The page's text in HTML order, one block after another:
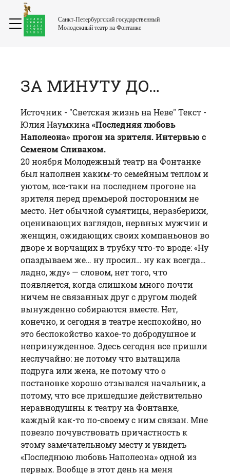
Санкт-Петербургский государственный
Молодежный театр на Фонтанке
ЗА МИНУТУ ДО…
Источник - "Светская жизнь на Неве" Текст -
Юлия Наумкина «Последняя любовь
Наполеона» прогон на зрителя. Интервью с
Семеном Спиваком.
20 ноября Молодежный театр на Фонтанке
был наполнен каким-то семейным теплом и
уютом, все-таки на последнем прогоне на
зрителя перед премьерой посторонним не
место. Нет обычной сумятицы, неразберихи,
оценивающих взглядов, нервных мужчин и
женщин, ожидающих своих компаньонов во
дворе и ворчащих в трубку что-то вроде: «Ну
опаздываем же… ну просил… ну как всегда…
ладно, жду» — словом, нет того, что
появляется, когда слишком много почти
ничем не связанных друг с другом людей
вынужденно собираются вместе. Нет,
конечно, и сегодня в театре неспокойно, но
это беспокойство какое-то добродушное и
непринужденное. Здесь сегодня все пришли
неслучайно: не потому что вытащила
подруга или жена, не потому что о
постановке хорошо отзывался начальник, а
потому, что все пришедшие действительно
неравнодушны к театру на Фонтанке,
каждый как-то по-своему с ним связан. Мне
повезло почувствовать причастность к
этому замечательному месту и увидеть
«Последнюю любовь Наполеона» одной из
первых. Вообще в этот день на меня